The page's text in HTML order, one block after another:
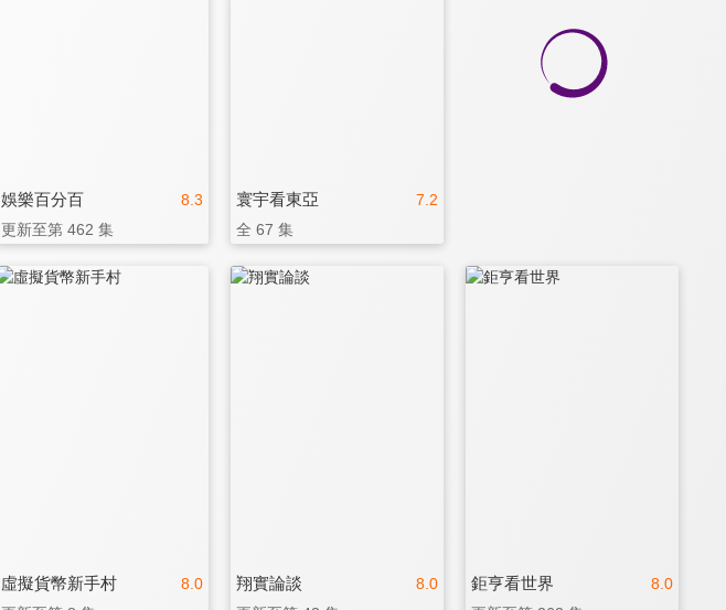
8.3
娛樂百分百
更新至第 462 集
7.2
寰宇看東亞
全 67 集
8.0
虛擬貨幣新手村 8.0
翔實論談 8.0
鉅亨看世界